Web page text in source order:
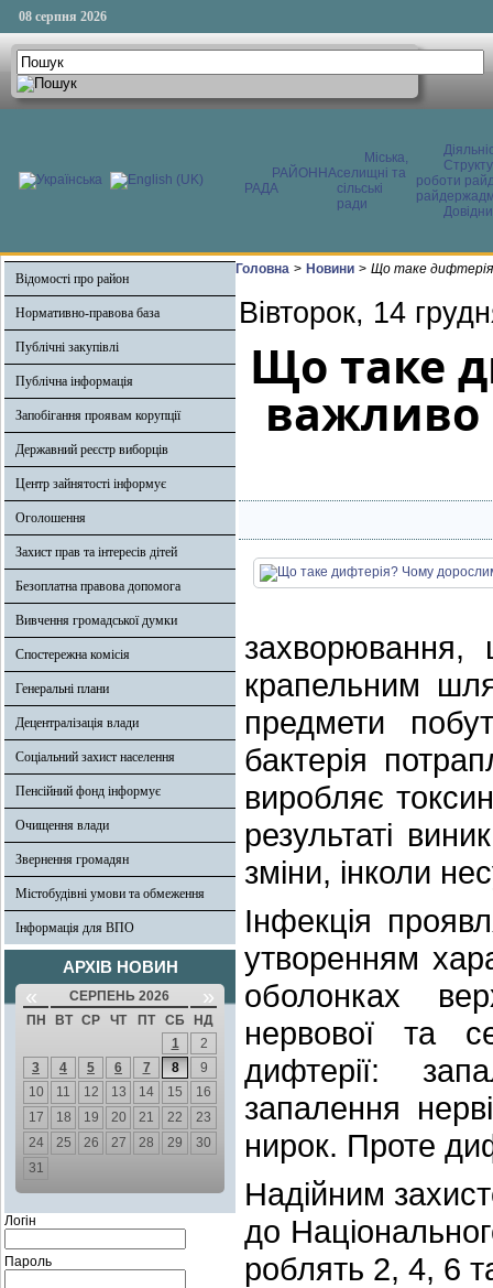
08 серпня 2026
РАЙОННА
РАДА
Міська,
селищні та
сільські
ради
роботи
Відомості про район
Нормативно-правова база
Публічні закупівлі
Публічна інформація
Запобігання проявам корупції
Державний реєстр виборців
Центр зайнятості інформує
Оголошення
Захист прав та інтересів дітей
Безоплатна правова допомога
Вивчення громадської думки
Спостережна комісія
Генеральні плани
Децентралізація влади
Соціальний захист населення
Пенсійний фонд інформує
Очищення влади
Звернення громадян
Містобудівні умови та обмеження
Інформація для ВПО
АРХІВ НОВИН
« СЕРПЕНЬ 2026 »
ПН ВТ СР ЧТ ПТ СБ
НД
1
2
3
4 5 6 7 8
9
10
11 12 13 14 15
16
17
18 19 20 21 22
23
24
25 26 27 28 29
30
31
Логін
Пароль
Головна > Новини > Що таке
Вівторок, 14
Що таке
важливо
захворювання,
крапельним
предмети
бактерія
виробляє
результаті
зміни, інколи
Інфекція
утворенням
оболонках
нервової та
дифтерії:
запалення
нирок. Проте
Надійним
до
роблять 2, 4, 6